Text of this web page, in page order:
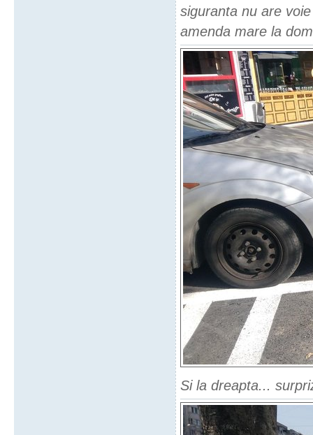
siguranta nu are
amenda mare la
Si la dreapta...